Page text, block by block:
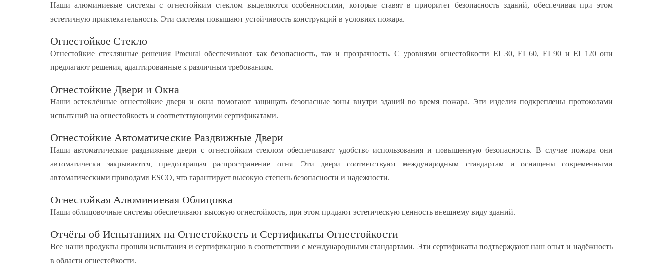
Наши алюминиевые системы с огнестойким стеклом выделяются особенностями, которые ставят в приоритет безопасность зданий, обеспечивая при этом
эстетичную привлекательность. Эти системы повышают устойчивость конструкций в условиях пожара.
Огнестойкое Стекло
Огнестойкие стеклянные решения Procural обеспечивают как безопасность, так и прозрачность. С уровнями огнестойкости EI 30, EI 60, EI 90 и EI 120 они
предлагают решения, адаптированные к различным требованиям.
Огнестойкие Двери и Окна
Наши остеклённые огнестойкие двери и окна помогают защищать безопасные зоны внутри зданий во время пожара. Эти изделия подкреплены протоколами
испытаний на огнестойкость и соответствующими сертификатами.
Огнестойкие Автоматические Раздвижные Двери
Наши автоматические раздвижные двери с огнестойким стеклом обеспечивают удобство использования и повышенную безопасность. В случае пожара они
автоматически закрываются, предотвращая распространение огня. Эти двери соответствуют международным стандартам и оснащены современными
автоматическими приводами ESCO, что гарантирует высокую степень безопасности и надежности.
Огнестойкая Алюминиевая Облицовка
Наши облицовочные системы обеспечивают высокую огнестойкость, при этом придают эстетическую ценность внешнему виду зданий.
Отчёты об Испытаниях на Огнестойкость и Сертификаты Огнестойкости
Все наши продукты прошли испытания и сертификацию в соответствии с международными стандартами. Эти сертификаты подтверждают наш опыт и надёжность
в области огнестойкости.